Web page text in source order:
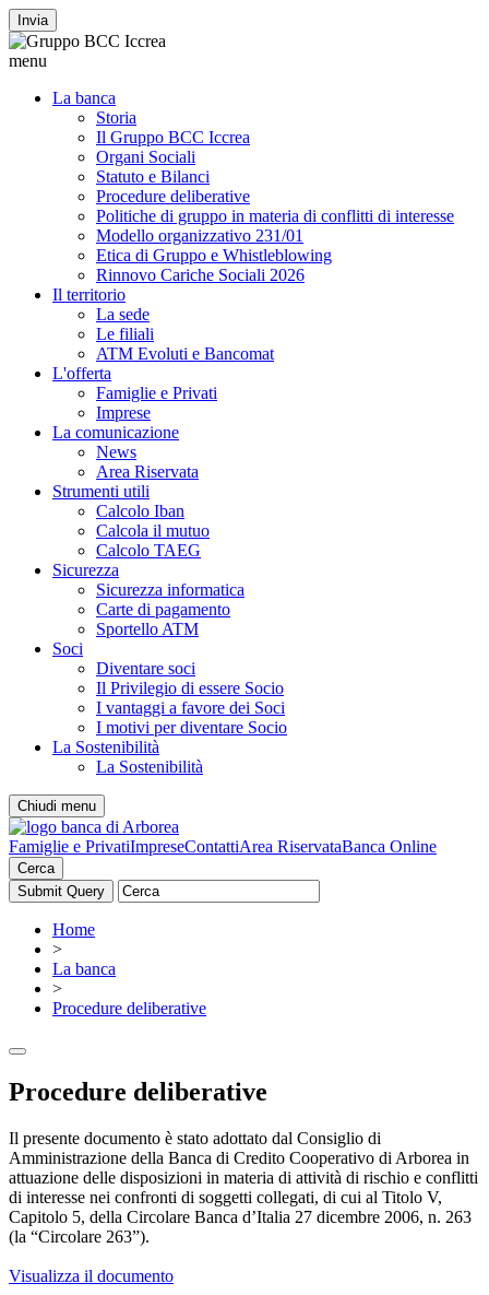
Invia
menu
La banca
Storia
Il Gruppo BCC Iccrea
Organi Sociali
Statuto e Bilanci
Procedure deliberative
Politiche di gruppo in materia di conflitti di interesse
Modello organizzativo 231/01
Etica di Gruppo e Whistleblowing
Rinnovo Cariche Sociali 2026
Il territorio
La sede
Le filiali
ATM Evoluti e Bancomat
L'offerta
Famiglie e Privati
Imprese
La comunicazione
News
Area Riservata
Strumenti utili
Calcolo Iban
Calcola il mutuo
Calcolo TAEG
Sicurezza
Sicurezza informatica
Carte di pagamento
Sportello ATM
Soci
Diventare soci
Il Privilegio di essere Socio
I vantaggi a favore dei Soci
I motivi per diventare Socio
La Sostenibilità
La Sostenibilità
Chiudi menu
Famiglie e PrivatiImpreseContattiArea RiservataBanca Online
Cerca
Home
>
La banca
>
Procedure deliberative
Procedure deliberative
Il presente documento è stato adottato dal Consiglio di
Amministrazione della Banca di Credito Cooperativo di Arborea in
attuazione delle disposizioni in materia di attività di rischio e conflitti
di interesse nei confronti di soggetti collegati, di cui al Titolo V,
Capitolo 5, della Circolare Banca d’Italia 27 dicembre 2006, n. 263
(la “Circolare 263”).
Visualizza il documento